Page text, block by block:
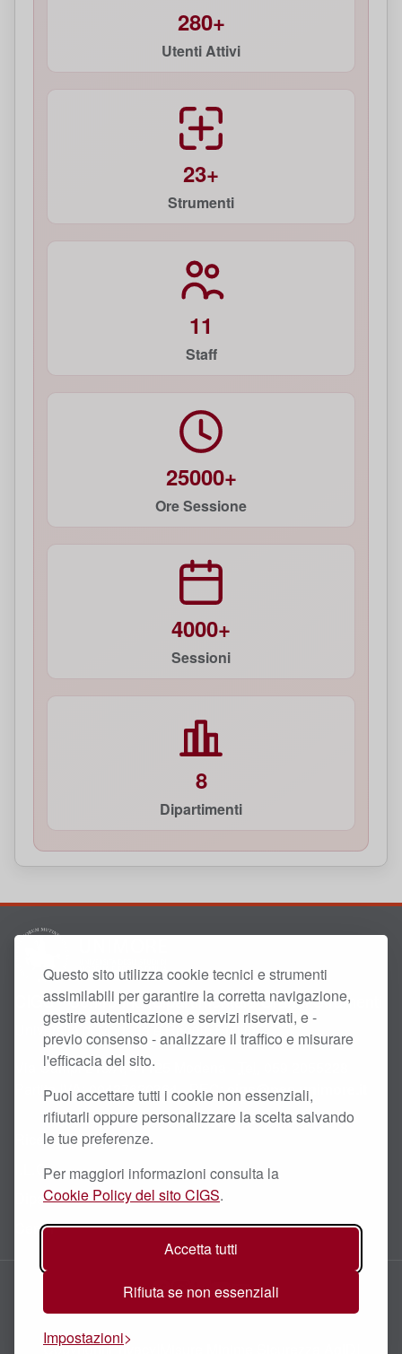
Questo sito utilizza cookie tecnici e strumenti
assimilabili per garantire la corretta navigazione,
gestire autenticazione e servizi riservati, e -
previo consenso - analizzare il traffico e misurare
l'efficacia del sito.
Puoi accettare tutti i cookie non essenziali,
rifiutarli oppure personalizzare la scelta salvando
le tue preferenze.
Per maggiori informazioni consulta la
Cookie Policy del sito CIGS.
Accetta tutti
Rifiuta se non essenziali
Impostazioni
280+
Utenti Attivi
23+
Strumenti
11
Staff
25000+
Ore Sessione
4000+
Sessioni
8
Dipartimenti
CIGS - Centro Interdipartimentale Grandi Strumenti
Università di Modena e Reggio Emilia
Via Campi 213/A, 41125 Modena -
PartitaIVA: 00427620364 - PEC:cigs@pec.unimore.it
Ricerca Scientifica
I.L.O.
Dipartimenti
Centri
Facebook
Instagram
LinkedIn
YouTube
Email
Copyright|Privacy